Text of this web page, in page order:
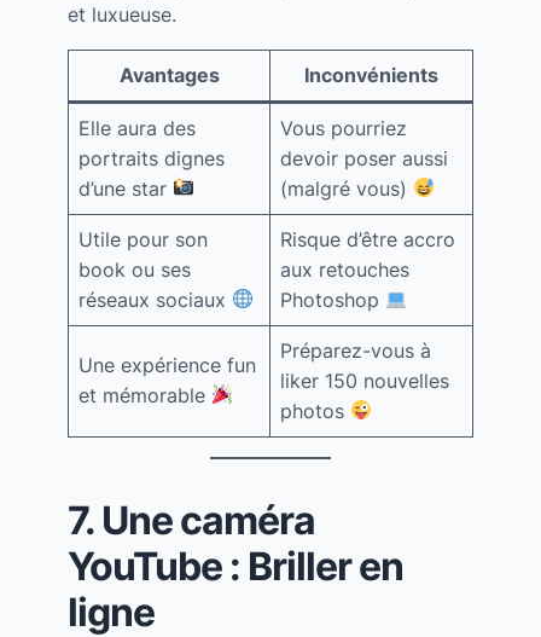
et luxueuse.
Avantages Inconvénients
Elle aura des
portraits dignes
d’une star
Vous pourriez
devoir poser aussi
(malgré vous)
Utile pour son
book ou ses
réseaux sociaux
Risque d’être accro
aux retouches
Photoshop
Une expérience fun
et mémorable
Préparez-vous à
liker 150 nouvelles
photos
7. Une caméra
YouTube : Briller en
ligne